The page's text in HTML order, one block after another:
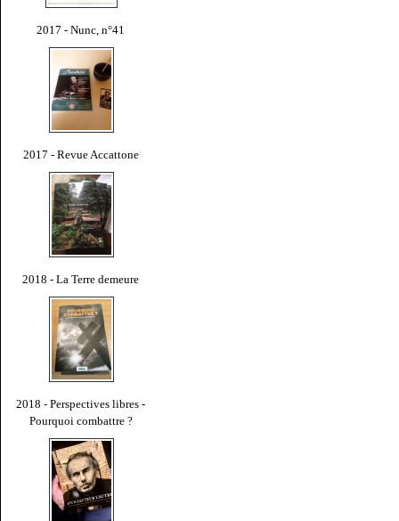
2017 - Nunc, n°41
2017 - Revue Accattone
2018 - La Terre demeure
2018 - Perspectives libres -
Pourquoi combattre ?